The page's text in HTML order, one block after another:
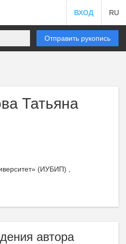
ВХОД RU
Отправить рукопись
Татьяна
(ИУБИП) ,
автора